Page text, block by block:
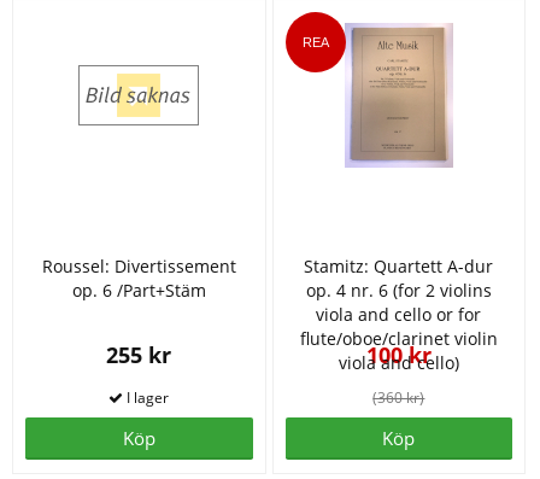
Roussel: Divertissement
op. 6 /Part+Stäm
255 kr
Köp
Stamitz: Quartett A-dur
op. 4 nr. 6 (for 2 violins
viola and cello or for
flute/oboe/clarinet violin
viola and cello)
100 kr
(360 kr)
Köp